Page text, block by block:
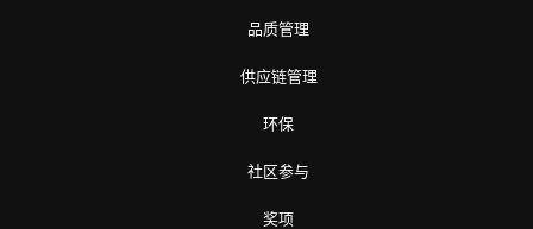
品质管理
供应链管理
环保
社区参与
奖项